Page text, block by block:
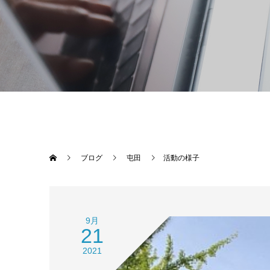
ブログ 屯田 活動の様子
9月
21
2021